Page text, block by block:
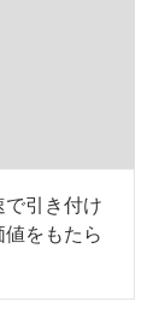
引き付け
をもたら